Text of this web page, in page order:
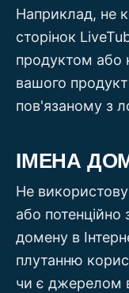
Наприклад, не
сторінок
продуктом або
вашого
пов'язаному з
ІМЕНА
Не
або потенційно
домену в
плутанню
чи є джерелом